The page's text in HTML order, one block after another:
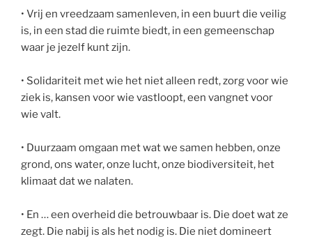
• Vrij en vreedzaam samenleven, in een buurt die veilig
is, in een stad die ruimte biedt, in een gemeenschap
waar je jezelf kunt zijn.
• Solidariteit met wie het niet alleen redt, zorg voor wie
ziek is, kansen voor wie vastloopt, een vangnet voor
wie valt.
• Duurzaam omgaan met wat we samen hebben, onze
grond, ons water, onze lucht, onze biodiversiteit, het
klimaat dat we nalaten.
• En … een overheid die betrouwbaar is. Die doet wat ze
zegt. Die nabij is als het nodig is. Die niet domineert